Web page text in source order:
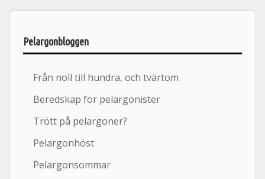
Pelargonbloggen
Från noll till hundra, och tvärtom
Beredskap för pelargonister
Trött på pelargoner?
Pelargonhöst
Pelargonsommar